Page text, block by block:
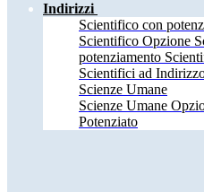
Indirizzi
Scientifico con
Scientifico Opzione
potenziamento
Scientifici ad
Scienze Umane
Scienze Umane
Potenziato